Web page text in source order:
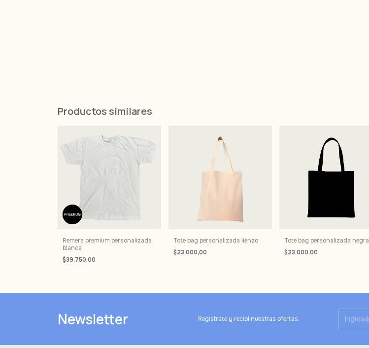
Productos similares
Remera premium personalizada
blanca
$39.750,00
Tote bag personalizada lienzo
$23.000,00
Tote bag personalizada negra
$23.000,00
Newsletter Registrate y recibí nuestras ofertas.